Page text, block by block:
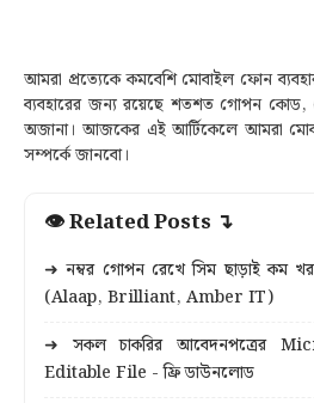
আমরা প্রত্যেকে কমবেশি মোবাইল ফোন
ব্যবহারের জন্য রয়েছে শতশত গোপন কোড,
অজানা। আজকের এই আর্টিকেলে আমরা
সম্পর্কে জানবো।
👁 Related Posts ↴
➜ নম্বর গোপন রেখে সিম ছাড়াই কম
(Alaap, Brilliant, Amber IT)
➜ সকল চাকরির আবেদনপত্রের
Editable File - ফ্রি ডাউনলোড